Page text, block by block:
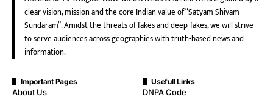
clear vision, mission and the core Indian value of “Satyam Shivam
Sundaram”. Amidst the threats of fakes and deep-fakes, we will strive
to serve audiences across geographies with truth-based news and
information.
Important Pages
About Us
Usefull Links
DNPA Code